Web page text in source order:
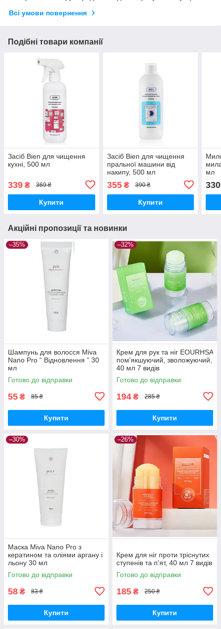
Всі умови повернення
Подібні товари компанії
Засіб Bien для чищення
кухні, 500 мл
339 ₴ 369 ₴
Купити
Засіб Bien для чищення
пральної машини від
накипу, 500 мл
355₴ 390 ₴
Купити
мл
330
Акційні пропозиції та новинки
–35%
Шампунь для волосся Miva
Nano Pro “ Відновлення ” 30
мл
Готово до відправки
55 ₴ 85 ₴
Купити
–32%
Крем для рук та ніг EOURHSA
пом'якшуючий, зволожуючий,
40 мл 7 видів
Готово до відправки
194 ₴ 285 ₴
Купити
–30%
Маска Miva Nano Pro з
кератином та оліями аргану і
льону 30 мл
Готово до відправки
58 ₴ 83 ₴
Купити
–26%
Крем для ніг проти тріснутих
ступенів та п'ят, 40 мл 7 видів
Готово до відправки
185 ₴ 250 ₴
Купити